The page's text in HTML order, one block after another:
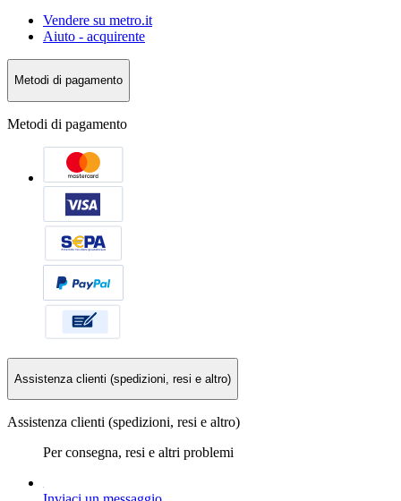
Vendere su metro.it
Aiuto - acquirente
Metodi di pagamento
Metodi di pagamento
Assistenza clienti (spedizioni, resi e altro)
Assistenza clienti (spedizioni, resi e altro)
Per consegna, resi e altri problemi